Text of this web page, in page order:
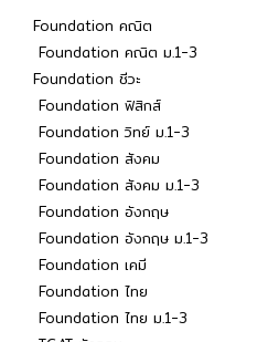
Foundation คณิต
Foundation คณิต ม.1-3
Foundation ชีวะ
Foundation ฟิสิกส์
Foundation วิทย์ ม.1-3
Foundation สังคม
Foundation สังคม ม.1-3
Foundation อังกฤษ
Foundation อังกฤษ ม.1-3
Foundation เคมี
Foundation ไทย
Foundation ไทย ม.1-3